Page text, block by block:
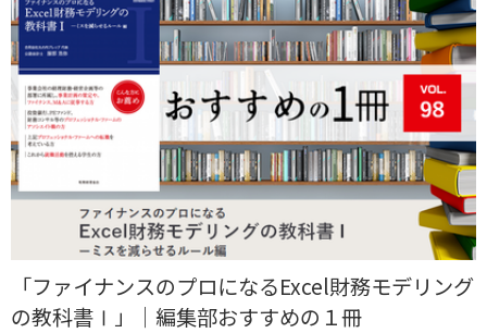
「ファイナンスのプロになるExcel財務モデリング
の教科書Ⅰ」｜編集部おすすめの１冊